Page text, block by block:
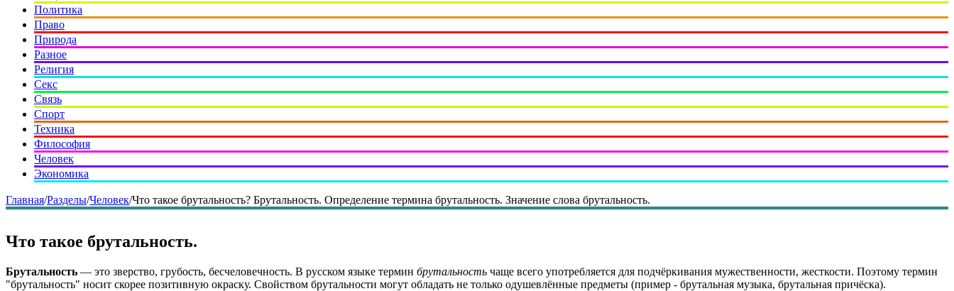
Политика
Право
Природа
Разное
Религия
Секс
Связь
Спорт
Техника
Философия
Человек
Экономика
Главная/Разделы/Человек/Что такое брутальность? Брутальность. Определение термина брутальность. Значение слова брутальность.
Что такое брутальность.
Брутальность — это зверство, грубость, бесчеловечность. В русском языке термин брутальность чаще всего употребляется для подчёркивания мужественности, жесткости. Поэтому термин
"брутальность" носит скорее позитивную окраску. Свойством брутальности могут обладать не только одушевлённые предметы (пример - брутальная музыка, брутальная причёска).